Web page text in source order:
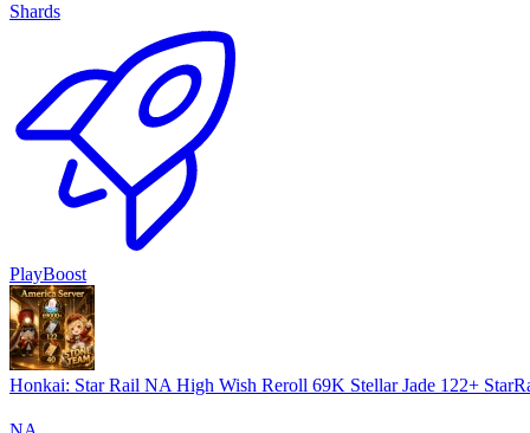
Shards
PlayBoost
Honkai: Star Rail NA High Wish Reroll 69K Stellar Jade 122+